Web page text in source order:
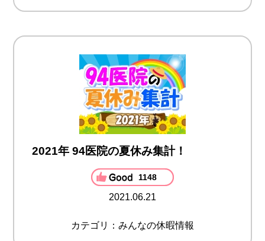
2021年 94医院の夏休み集計！
1148
2021.06.21
カテゴリ：みんなの休暇情報